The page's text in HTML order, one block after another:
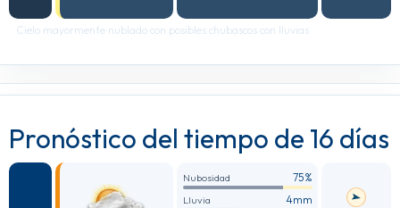
Cielo mayormente nublado con posibles chubascos con lluvias
Pronóstico del tiempo de 16 días
Nubosidad 75%
Lluvia 4mm